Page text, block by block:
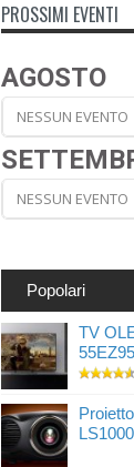
PROSSIMI EVENTI
AGOSTO
NESSUN EVENTO
NESSUN EVENTO
Popolari
TV